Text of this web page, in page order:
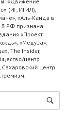
(ИГ, ИГИЛ),
«Аль-Каида в
В РФ признана
«Проект
«Медуза»,
The Insider,
центр
центр.